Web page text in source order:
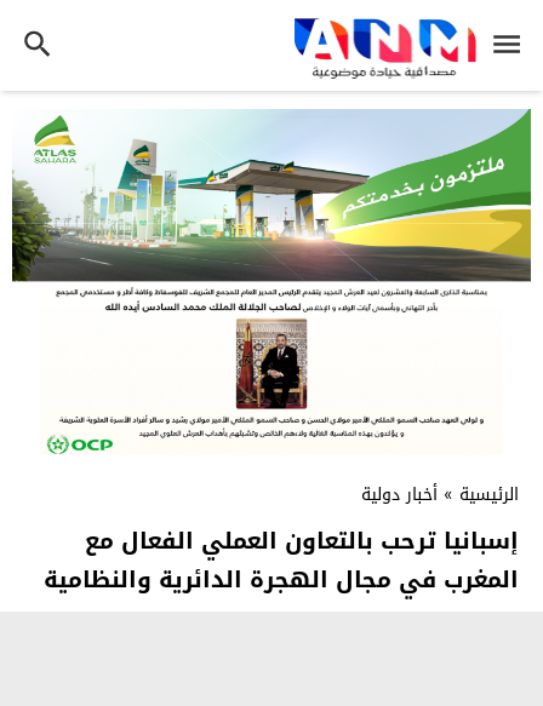
الرئيسية » أخبار دولية
إسبانيا ترحب بالتعاون العملي الفعال مع
المغرب في مجال الهجرة الدائرية والنظامية